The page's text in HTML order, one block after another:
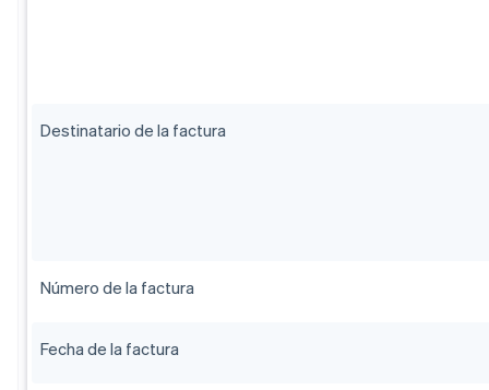
Destinatario de la factura
Número de la factura
Fecha de la factura